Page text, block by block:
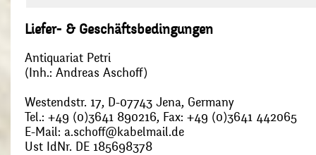
Liefer- & Geschäftsbedingungen
Antiquariat Petri
(Inh.: Andreas Aschoff)
Westendstr. 17, D-07743 Jena, Germany
Tel.: +49 (0)3641 890216, Fax: +49 (0)3641 442065
E-Mail: a.schoff@kabelmail.de
Ust IdNr. DE 185698378